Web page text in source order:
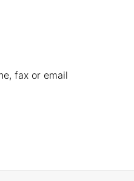
fax or email